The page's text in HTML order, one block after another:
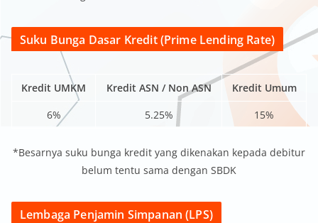
Suku Bunga Dasar Kredit (Prime Lending Rate)
Kredit UMKM Kredit ASN / Non ASN
Kredit Umum
6%
5.25% 15%
*Besarnya suku bunga kredit yang dikenakan kepada debitur
belum tentu sama dengan SBDK
Lembaga Penjamin Simpanan (LPS)